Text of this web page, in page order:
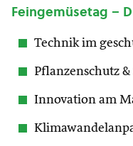
Feingemüsetag –
Technik im
Pflanzenschutz
Innovation am